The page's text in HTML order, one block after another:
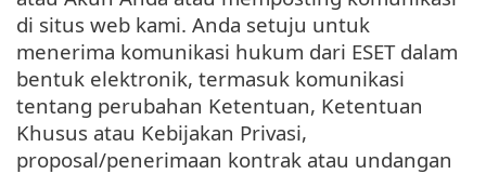
di situs web kami. Anda setuju untuk
menerima komunikasi hukum dari ESET dalam
bentuk elektronik, termasuk komunikasi
tentang perubahan Ketentuan, Ketentuan
Khusus atau Kebijakan Privasi,
proposal/penerimaan kontrak atau undangan